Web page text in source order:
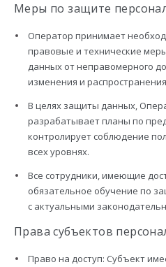
Меры по защите
Оператор принимает
правовые и технические
данных от неправомерного
изменения и
В целях защиты данных,
разрабатывает планы по
контролирует соблюдение
всех уровнях.
Все сотрудники, имеющие
обязательное обучение по
с актуальными
Права субъектов
Право на доступ: Субъект